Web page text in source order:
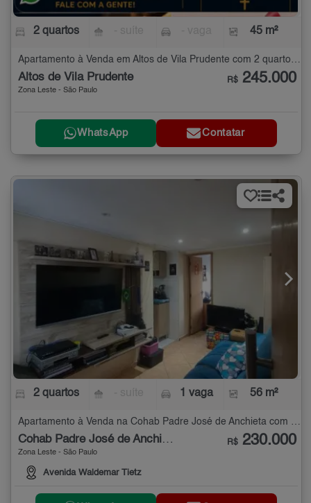
2 quartos 45 m²
Altos de Vila Prudente
Zona Leste - São Paulo
R$ 245.000
WhatsApp Contatar
2 quartos 1 vaga 56 m²
Apartamento à Venda na Cohab Padre José de Anchieta com 2 quartos - 56 m²
Cohab Padre José de Anchieta
Zona Leste - São Paulo
Avenida Waldemar Tietz
R$ 230.000